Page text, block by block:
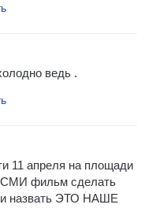
ведь .
11 апреля на площади
фильм сделать
и назвать ЭТО НАШЕ